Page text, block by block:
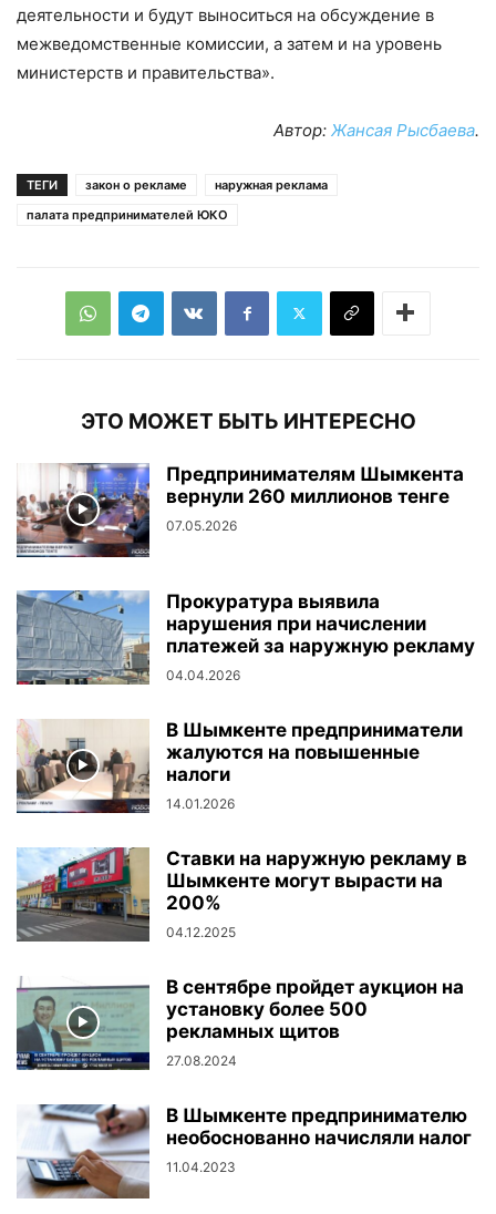
деятельности и будут выноситься на обсуждение в
межведомственные комиссии, а затем и на уровень
министерств и правительства».
Автор: Жансая Рысбаева.
ТЕГИ закон о рекламе
наружная реклама
палата предпринимателей ЮКО
ЭТО МОЖЕТ БЫТЬ ИНТЕРЕСНО
Предпринимателям Шымкента
вернули 260 миллионов тенге
07.05.2026
Прокуратура выявила
нарушения при начислении
платежей за наружную рекламу
04.04.2026
В Шымкенте предприниматели
жалуются на повышенные
налоги
14.01.2026
Ставки на наружную рекламу в
Шымкенте могут вырасти на
200%
04.12.2025
В сентябре пройдет аукцион на
установку более 500
рекламных щитов
27.08.2024
В Шымкенте предпринимателю
необоснованно начисляли налог
11.04.2023